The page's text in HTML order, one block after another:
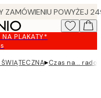
PLAKATY*
▸Czas na...